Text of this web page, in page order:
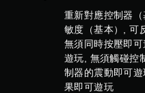
重新對應控制器
敏度（基本）, 可
無須同時按壓即
遊玩, 無須觸碰控
制器的震動即可
果即可遊玩